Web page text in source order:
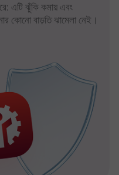
এটি ঝুঁকি কমায় এবং
কোনো বাড়তি ঝামেলা নেই।